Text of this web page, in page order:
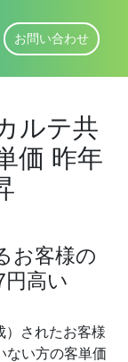
お問い合わせ
ルテ共
価 昨年
お客様の
高い
）されたお客様
ない方の客単価